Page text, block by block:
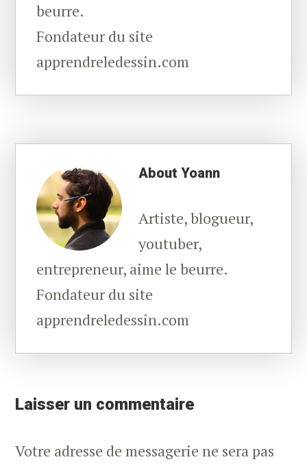
beurre.
Fondateur du site
apprendreledessin.com
AboutYoann
Artiste, blogueur,
youtuber,
entrepreneur, aime le beurre.
Fondateur du site
apprendreledessin.com
Interactions
Laisser un commentaire
Votre adresse de messagerie ne sera pas
GRATUITEMENT
J'y explique en détail le Programme exact que j'ai suivi pour apprendre à
JE REÇOIS LE LIVRE